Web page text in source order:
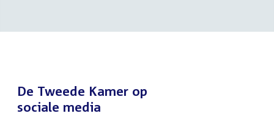
De Tweede Kamer op
sociale media